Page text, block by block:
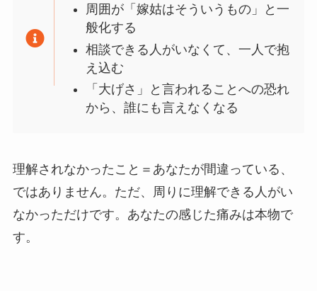
周囲が「嫁姑はそういうもの」と一
般化する
相談できる人がいなくて、一人で抱
え込む
「大げさ」と言われることへの恐れ
から、誰にも言えなくなる
理解されなかったこと＝あなたが間違っている、
ではありません。ただ、周りに理解できる人がい
なかっただけです。あなたの感じた痛みは本物で
す。